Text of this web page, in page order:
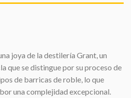
joya de la destilería Grant, un
que se distingue por su proceso de
de barricas de roble, lo que
una complejidad excepcional.